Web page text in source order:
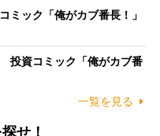
ック「俺がカブ番長！」
投資コミック「俺がカブ番
一覧を見る
せ！